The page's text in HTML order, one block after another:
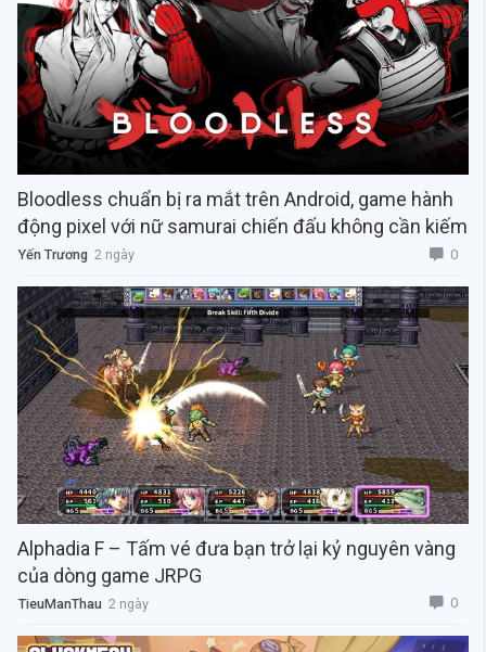
Bloodless chuẩn bị ra mắt trên Android, game hành
động pixel với nữ samurai chiến đấu không cần kiếm
Yến Trương 2 ngày 0
Alphadia F – Tấm vé đưa bạn trở lại kỷ nguyên vàng
của dòng game JRPG
TieuManThau 2 ngày 0